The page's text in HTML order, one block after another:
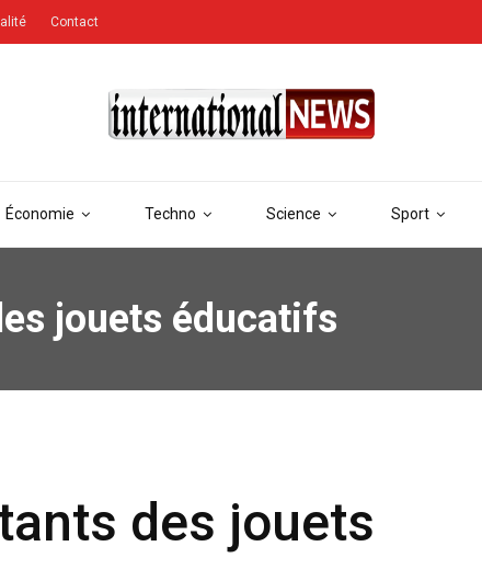
Économie Techno Science Sport
Contact
jouets éducatifs
des jouets